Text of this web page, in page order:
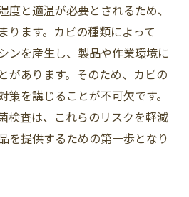
度と適温が必要とされるため、
ります。カビの種類によって
ンを産生し、製品や作業環境に
があります。そのため、カビの
を講じることが不可欠です。
検査は、これらのリスクを軽減
を提供するための第一歩となり